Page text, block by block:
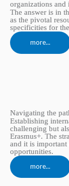
organizations and
The answer is in
as the pivotal
specificities for
more...
Navigating the
Establishing
challenging but
Erasmus+. The
and it is
opportunities.
more...